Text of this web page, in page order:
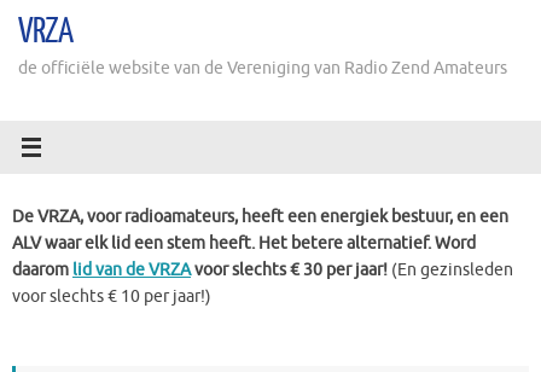
naarVRZA
de officiële website van de Vereniging van Radio Zend Amateurs
De VRZA, voor radioamateurs, heeft een energiek bestuur, en een
ALV waar elk lid een stem heeft. Het betere alternatief. Word
daarom lid van de VRZAvoor slechts € 30 per jaar! (En gezinsleden
voor slechts € 10 per jaar!)